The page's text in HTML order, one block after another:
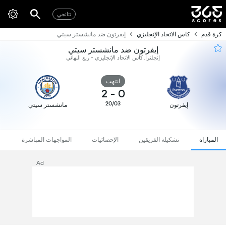
نتائجي
كرة قدم كاس الاتحاد الإنجليزي إيفرتون ضد مانشستر سيتي
إيفرتون ضد مانشستر سيتي
إنجلترا, كاس الاتحاد الإنجليزي - ربع النهائي
إيفرتون
انتهت
0
-
2
20/03 مانشستر سيتي
المباراة تشكيلة الفريقين الإحصائيات المواجهات المباشرة
Ad